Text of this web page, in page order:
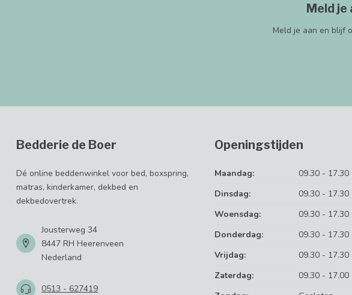
Meld je
Meld je aan en blijf
Bedderie de Boer
Dé online beddenwinkel voor bed, boxspring,
matras, kinderkamer, dekbed en
dekbedovertrek.
Jousterweg 34
8447 RH Heerenveen
Nederland
0513 - 627419
Openingstijden
Maandag:
09.30 - 17.30
Dinsdag:
09.30 - 17.30
Woensdag:
09.30 - 17.30
Donderdag:
09.30 - 17.30
Vrijdag:
09.30 - 17.30
Zaterdag:
09.30 - 17.00